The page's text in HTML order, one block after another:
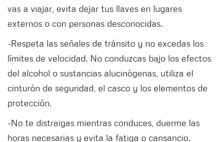
vas a viajar, evita dejar tus llaves en lugares
externos o con personas desconocidas.
-Respeta las señales de tránsito y no excedas los
límites de velocidad. No conduzcas bajo los efectos
del alcohol o sustancias alucinógenas, utiliza el
cinturón de seguridad, el casco y los elementos de
protección.
-No te distraigas mientras conduces, duerme las
horas necesarias y evita la fatiga o cansancio.